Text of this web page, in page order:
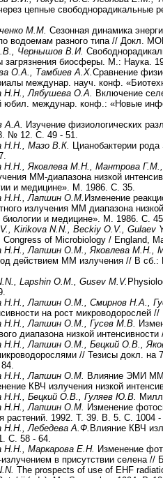
цепные
М.М. Сезонная динамика
водоемам разного типа // Докл.
Чернышов В.И.
загрязнения биосферы. М.: Наука.
О.А., Тамбиев А.Х.Сравнение
междунар. науч. конф.
Н.Н., Лябушева О.А. Включение
юбил. междунар. конф.: «Новые
А.А. Изучение физиологических
№ 12. С. 49 - 51.
Н.Н., Мазо В.К. Циа­нобактерии
Н.Н., Яковлева М.Н., Мантрова
ММ-диапазона низкой
и медицине». М. 1986. С. 35.
Н.Н., Лапшин О.М. Изменение
излучения ММ диапазона
биологии и медицине». М. 1986. С.
Kirikova N.N., Beckiy O.V., Gulaev
оf Microbiology / England,
Н.Н., Лапшин О.М., Яковлева М.Н.,
действием ММ излучения // В сб.:
Lapshin O.M., Gusev M.V.
Н.Н., Лапшин О.М., Смирнов Н.А.,
на рост
Н.Н., Лапшин О.М., Гусев М.В.
диапазона низкой
Н.Н., Лапшин О.М., Бецкий О.В.,
// Тезисы докл. на
Н.Н., Лапшин О.М. Влияние ЭМИ ММ
КВЧ излучения низкой
Н.Н., Бецкий О.В., Гуляев Ю.В.
Н.Н., Лапшин О.М. Изменение
растений. 1992. Т. 39. В. 5. С. 1004 -
Н.Н., Лебедева А.Ф. Влияние КВЧ
С. 58 - 64.
Н.Н., Маркарова Е.Н. Измене­ние
в присутствии селена
The prospects of use of EHF